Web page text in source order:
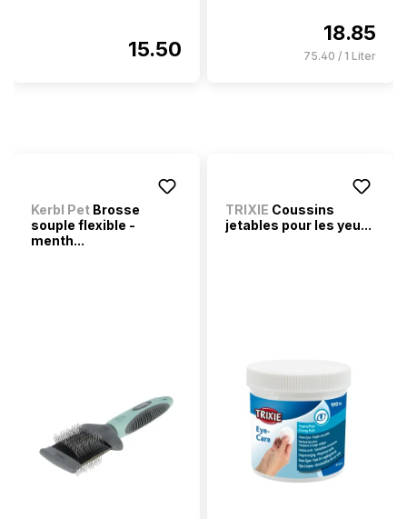
15.50
18.85
75.40 / 1 Liter
Kerbl Pet Brosse
souple flexible -
menth...
TRIXIE Coussins
jetables pour les yeu...